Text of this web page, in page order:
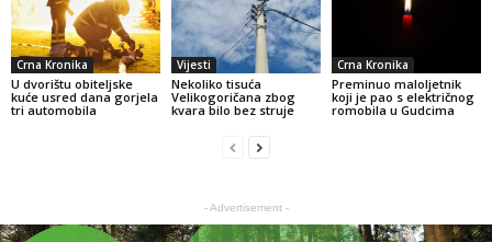
Crna Kronika
U dvorištu obiteljske
kuće usred dana gorjela
tri automobila
Vijesti
Nekoliko tisuća
Velikogoričana zbog
kvara bilo bez struje
Crna Kronika
Preminuo maloljetnik
koji je pao s električnog
romobila u Gudcima
- Advertisement -